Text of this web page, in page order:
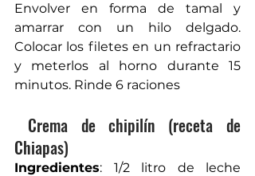
Envolver en forma de tamal y
amarrar con un hilo delgado.
Colocar los filetes en un refractario
y meterlos al horno durante 15
minutos. Rinde 6 raciones
Crema de chipilín (receta de
Chiapas)
Ingredientes: 1/2 litro de leche